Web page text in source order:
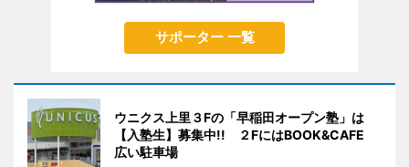
サポーター 一覧
ウニクス上里３Fの「早稲田オープン塾」は
【入塾生】募集中!! ２FにはBOOK&CAFE
広い駐車場